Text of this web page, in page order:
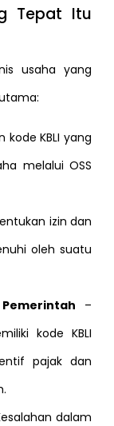
Tepat Itu
usaha yang
kode KBLI yang
melalui OSS
izin dan
oleh suatu
–
kode KBLI
pajak dan
dalam